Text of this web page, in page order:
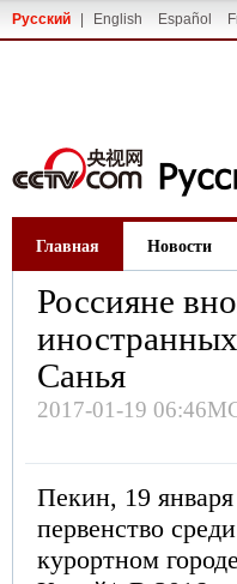
Русский English Español
Главная Новости
Россияне
Санья
2017-01-19
Пекин, 19
первенство
курортном